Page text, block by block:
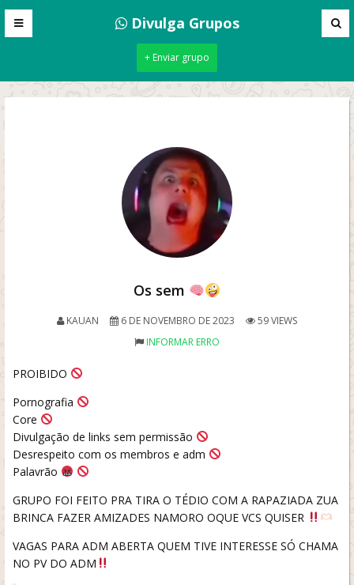
Divulga Grupos
+ Enviar grupo
Os sem
KAUAN 6 DE NOVEMBRO DE 2023
59 VIEWS
INFORMAR ERRO
PROIBIDO
Pornografia
Core
Divulgação de links sem permissão
Desrespeito com os membros e adm
Palavrão
GRUPO FOI FEITO PRA TIRA O TÉDIO COM A RAPAZIADA ZUA
BRINCA FAZER AMIZADES NAMORO OQUE VCS QUISER
VAGAS PARA ADM ABERTA QUEM TIVE INTERESSE SÓ CHAMA
NO PV DO ADM